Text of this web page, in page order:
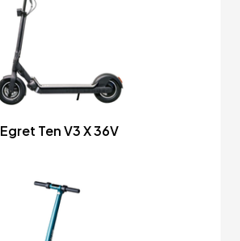
Egret Ten V3 X 36V